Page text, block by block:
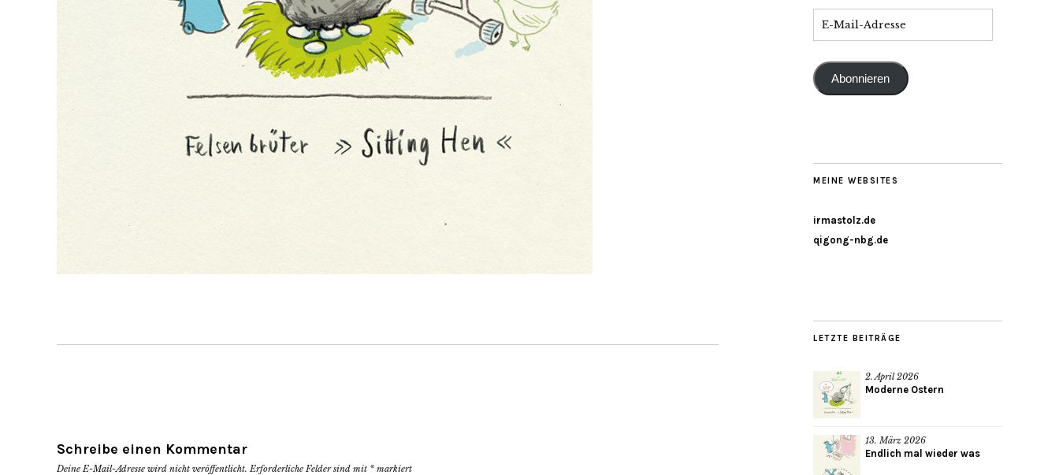
Schreibe einen Kommentar
Deine E-Mail-Adresse wird nicht veröffentlicht. Erforderliche Felder sind mit * markiert
Abonnieren
MEINE WEBSITES
irmastolz.de
qigong-nbg.de
LETZTE BEITRÄGE
2. April 2026
Moderne Ostern
13. März 2026
Endlich mal wieder was